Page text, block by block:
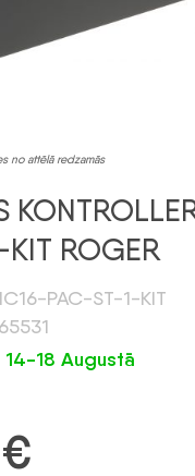
no attēlā redzamās
ROGER
PAC-ST-1-KIT
18 Augustā
€